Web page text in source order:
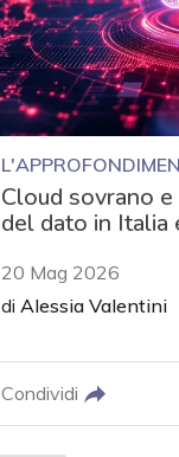
Cloud sovrano
del dato in Italia
20 Mag 2026
diAlessia Valentini
Condividi